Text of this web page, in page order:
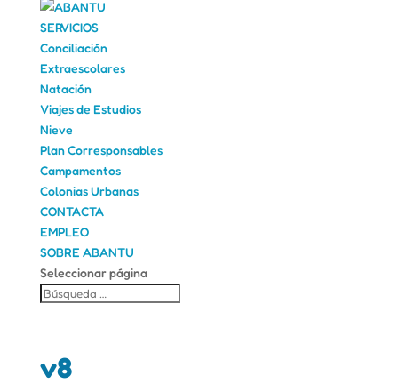
SERVICIOS
Conciliación
Extraescolares
Natación
Viajes de Estudios
Nieve
Plan Corresponsables
Campamentos
Colonias Urbanas
CONTACTA
EMPLEO
SOBRE ABANTU
Seleccionar página
v8